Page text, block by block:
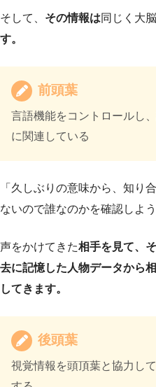
そして、 その情報は同じく大
す。
前頭葉
言語機能をコントロールし
に関連している
「久しぶりの意味から、知り
ないので誰なのかを確認しよ
声をかけてきた相手を見て、
去に記憶した人物データから
してきます。
後頭葉
視覚情報を頭頂葉と協力し